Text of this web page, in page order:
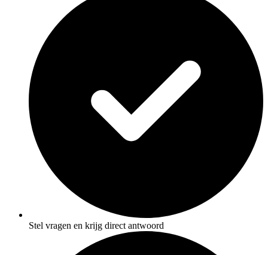
Stel vragen en krijg direct antwoord